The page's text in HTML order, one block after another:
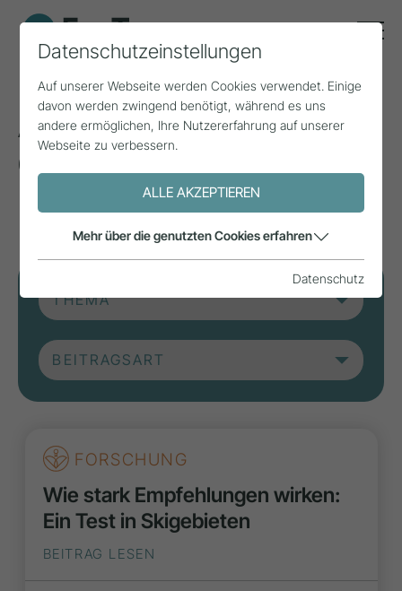
Aktuelle Beiträge aus
der Forschung, Praxis
und aus Projekten.
FORSCHUNG
Wie stark Empfehlungen wirken:
Ein Test in Skigebieten
BEITRAG LESEN
Datenschutzeinstellungen
Auf unserer Webseite werden Cookies verwendet. Einige
davon werden zwingend benötigt, während es uns
andere ermöglichen, Ihre Nutzererfahrung auf unserer
Webseite zu verbessern.
ALLE AKZEPTIEREN
Mehr über die genutzten Cookies erfahren
Datenschutz